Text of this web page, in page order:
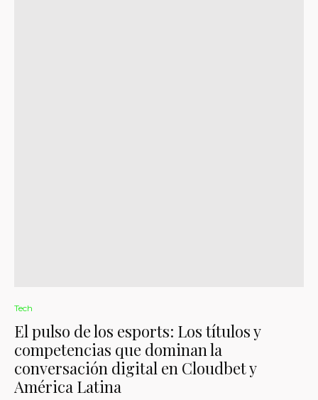
Tech
El pulso de los esports: Los títulos y
competencias que dominan la
conversación digital en Cloudbet y
América Latina